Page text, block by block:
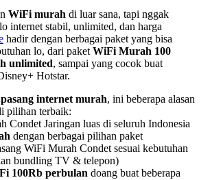
WiFi murah di luar sana, tapi nggak
internet stabil, unlimited, dan harga
hadir dengan berbagai paket yang bisa
lo, dari paket WiFi Murah 100
unlimited, sampai yang cocok buat
Hotstar.
pasang internet murah, ini beberapa alasan
pilihan terbaik:
Condet Jaringan luas di seluruh Indonesia
dengan berbagai pilihan paket
WiFi Murah Condet sesuai kebutuhan
bundling TV & telepon)
100Rb perbulan doang buat beberapa